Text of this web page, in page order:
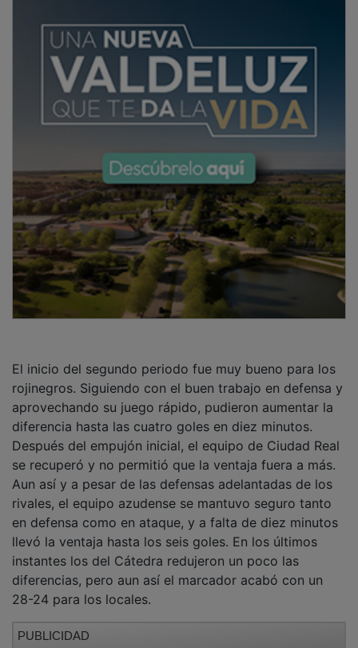
rojinegros. Siguiendo con el buen trabajo en defensa y
aprovechando su juego rápido, pudieron aumentar la
diferencia hasta las cuatro goles en diez minutos.
Después del empujón inicial, el equipo de Ciudad Real
se recuperó y no permitió que la ventaja fuera a más.
Aun así y a pesar de las defensas adelantadas de los
rivales, el equipo azudense se mantuvo seguro tanto
en defensa como en ataque, y a falta de diez minutos
llevó la ventaja hasta los seis goles. En los últimos
instantes los del Cátedra redujeron un poco las
diferencias, pero aun así el marcador acabó con un
28-24 para los locales.